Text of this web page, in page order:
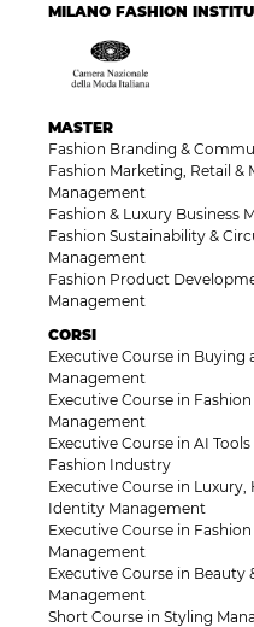
MILANO FASHION
MASTER
Fashion Branding &
Fashion Marketing, Retail &
Management
Fashion & Luxury Business
Fashion Sustainability &
Management
Fashion Product
Management
CORSI
Executive Course in Buying
Management
Executive Course in
Management
Executive Course in AI
Fashion Industry
Executive Course in
Identity Management
Executive Course in
Management
Executive Course in Beauty
Management
Short Course in Styling